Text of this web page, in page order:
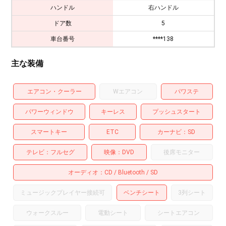
ハンドル 右ハンドル
ドア数 5
車台番号 ****138
主な装備
エアコン・クーラー Wエアコン パワステ
パワーウィンドウ キーレス プッシュスタート
スマートキー ETC カーナビ SD
テレビ フルセグ 映像 DVD 後席モニター
オーディオ CD Bluetooth SD
ミュージックプレイヤー接続可 ベンチシート 3列シート
ウォークスルー 電動シート シートエアコン